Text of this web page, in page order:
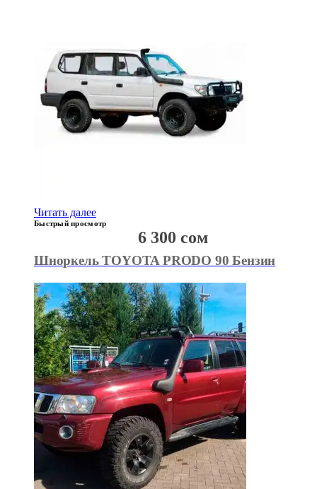
Читать далее
Быстрый просмотр
Шноркель TOYOTA PRODO 90 Бензин
6 300 сом